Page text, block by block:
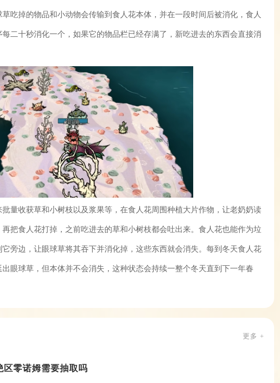
吃掉的物品和小动物会传输到食人花本体，并在一段时间后被消化，食人
二十秒消化一个，如果它的物品栏已经存满了，新吃进去的东西会直接消
量收获草和小树枝以及浆果等，在食人花周围种植大片作物，让老奶奶读
把食人花打掉，之前吃进去的草和小树枝都会吐出来。食人花也能作为垃
旁边，让眼球草将其吞下并消化掉，这些东西就会消失。每到冬天食人花
眼球草，但本体并不会消失，这种状态会持续一整个冬天直到下一年春
更多 +
区零诺姆需要抽取吗